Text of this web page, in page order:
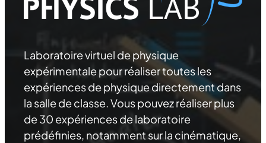
Laboratoire virtuel de physique
expérimentale pour réaliser toutes les
expériences de physique directement dans
la salle de classe. Vous pouvez réaliser plus
de 30 expériences de laboratoire
prédéfinies, notamment sur la cinématique,